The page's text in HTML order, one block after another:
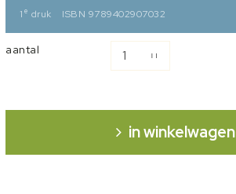
1 e druk ISBN 9789402907032
aantal
in winkelwagen